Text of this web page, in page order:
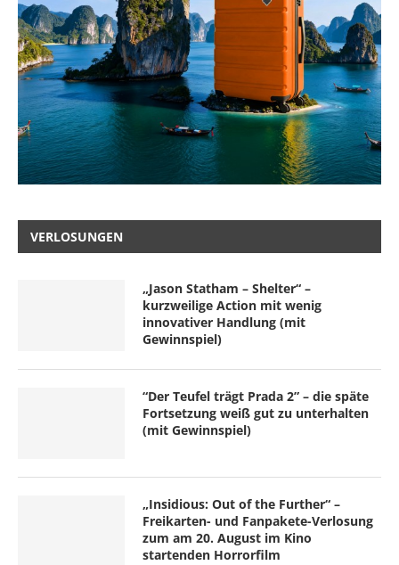
VERLOSUNGEN
„Jason Statham – Shelter“ –
kurzweilige Action mit wenig
innovativer Handlung (mit
Gewinnspiel)
“Der Teufel trägt Prada 2” – die späte
Fortsetzung weiß gut zu unterhalten
(mit Gewinnspiel)
„Insidious: Out of the Further“ –
Freikarten- und Fanpakete-Verlosung
zum am 20. August im Kino
startenden Horrorfilm